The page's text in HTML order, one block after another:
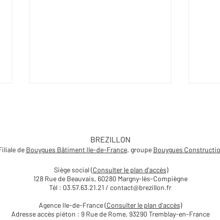
Journée technique Sites et
Sols Pollués organisée par
Soltena
BREZILLON
de Bouygues Bâtiment Ile-de-France, groupe Bouygues
Siège social(Consulter le plan d'accès)
128 Rue de Beauvais, 60280 Margny-lès-Compiègne
Tél : 03.57.63.21.21 / contact@brezillon.fr
Agence Ile-de-France(Consulter le plan d'accès)
Adresse accès piéton : 9 Rue de Rome, 93290 Tremblay-en-France